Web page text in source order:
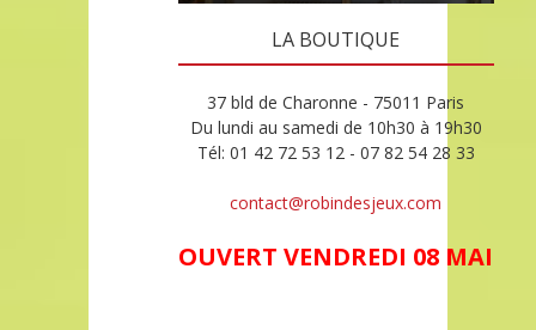
LA BOUTIQUE
37 bld de Charonne - 75011 Paris
Du lundi au samedi de 10h30 à 19h30
Tél: 01 42 72 53 12 - 07 82 54 28 33
contact@robindesjeux.com
OUVERT VENDREDI 08 MAI